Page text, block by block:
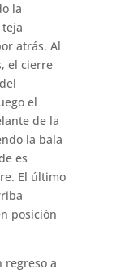
la
atrás. Al
el cierre
el
de la
la bala
es
El último
posición
regreso a